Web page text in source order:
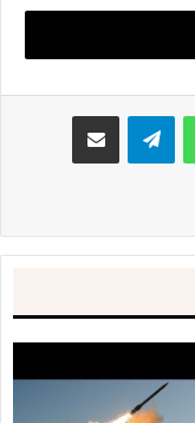
واتساب تيلقرام مشاركة عبر البريد